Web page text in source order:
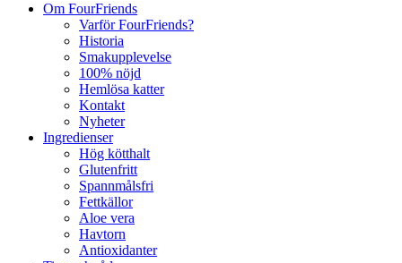
Om FourFriends
Varför FourFriends?
Historia
Smakupplevelse
100% nöjd
Hemlösa katter
Kontakt
Nyheter
Ingredienser
Hög kötthalt
Glutenfritt
Spannmålsfri
Fettkällor
Aloe vera
Havtorn
Antioxidanter